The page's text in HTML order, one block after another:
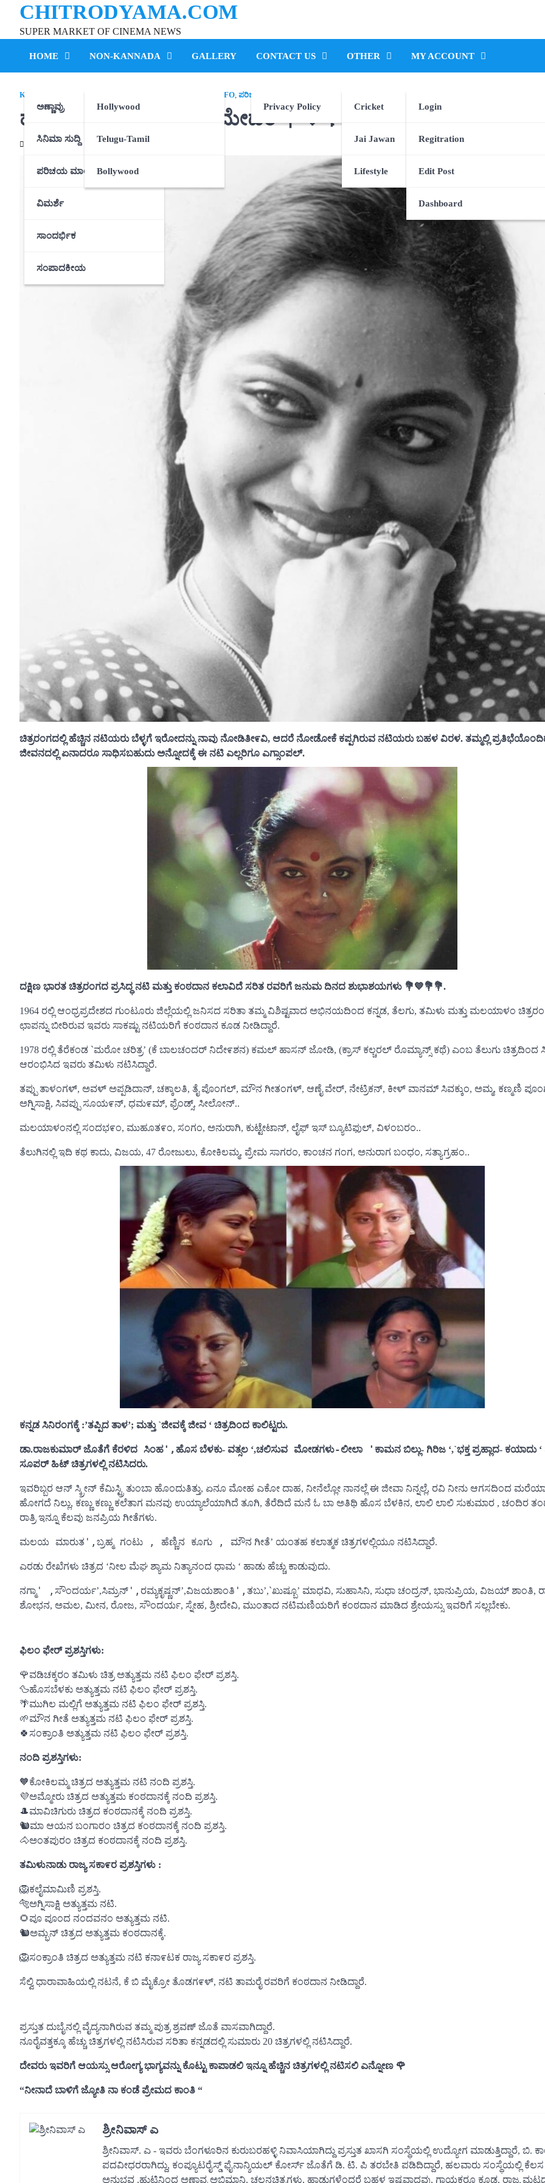
content
CHITRODYAMA.COM
SUPER MARKET OF CINEMA NEWS
HOME
ಅಣ್ಣಾವ್ರು
ಸಿನಿಮಾ ಸುದ್ದಿ
ಪರಿಚಯ ಮಾಲಿಕೆ
ವಿಮರ್ಶೆ
ಸಾಂದರ್ಭಿಕ
ಸಂಪಾದಕೀಯ
NON-KANNADA
Hollywood
Telugu-Tamil
Bollywood
GALLERY CONTACT US
Privacy Policy
OTHER
Cricket
Jai Jawan
Lifestyle
MY ACCOUNT
Login
Regitration
Edit Post
Dashboard
KANNADA USEFUL INFO, ಪರಿಚಯ ಮಾಲಿಕೆ
ಹ್ಯಾಪಿ ಬರ್ತ್‌ಡೇ ನಟಿ ಸರಿತ ಮೇಡಂ 💐💜🌹💐
07/06/2021
ಚಿತ್ರರಂಗದಲ್ಲಿ ಹೆಚ್ಚಿನ ನಟಿಯರು ಬೆಳ್ಳಗೆ ಇರೋದನ್ನು ನಾವು ನೋಡಿತೀ೯ವಿ, ಆದರೆ ನೋಡೋಕೆ ಕಪ್ಪಗಿರುವ ನಟಿಯರು ಬಹಳ ವಿರಳ. ತಮ್ಮಲ್ಲಿ
ಜೀವನದಲ್ಲಿ ಏನಾದರೂ ಸಾಧಿಸಬಹುದು ಅನ್ನೋದಕ್ಕೆ ಈ ನಟಿ ಎಲ್ಲರಿಗೂ ಎಗ್ಸಾಂಪಲ್.
ದಕ್ಷಿಣ ಭಾರತ ಚಿತ್ರರಂಗದ ಪ್ರಸಿದ್ಧ ನಟಿ ಮತ್ತು ಕಂಠದಾನ ಕಲಾವಿದೆ ಸರಿತ ರವರಿಗೆ ಜನುಮ ದಿನದ ಶುಭಾಶಯಗಳು 💐💙💐💐.
1964 ರಲ್ಲಿ ಆಂಧ್ರಪ್ರದೇಶದ ಗುಂಟೂರು ಜಿಲ್ಲೆಯಲ್ಲಿ ಜನಿಸದ ಸರಿತಾ ತಮ್ಮ ವಿಶಿ‍ಷ್ಟವಾದ ಅಭಿನಯದಿಂದ ಕನ್ನಡ, ತೆಲಗು, ತಮಿಳು ಮತ್ತು ಮಲಯಾಳಂ
ಛಾಪನ್ನು ಬೀರಿರುವ ಇವರು ಸಾಕಷ್ಟು ನಟಿಯರಿಗೆ ಕಂಠದಾನ ಕೂಡ ನೀಡಿದ್ದಾರೆ.
1978 ರಲ್ಲಿ ತೆರೆಕಂಡ `ಮರೋ ಚರಿತ್ರ’ (ಕೆ ಬಾಲಚಂದರ್ ನಿದೇ೯ಶನ) ಕಮಲ್ ಹಾಸನ್ ಜೋಡಿ, (ಕ್ರಾಸ್ ಕಲ್ಚರಲ್ ರೊಮ್ಯಾನ್ಸ್ ಕಥೆ) ಎಂಬ ತೆಲುಗು
ಆರಂಭಿಸಿದ ಇವರು ತಮಿಳು ನಟಿಸಿದ್ದಾರೆ.
ತಪ್ಪು ತಾಳಂಗಳ್, ಅವಳ್ ಅಪ್ಪಡಿದಾನ್, ಚಕ್ಕಾಲತಿ, ತೈ ಪೊಂಗಲ್, ಮೌನ ಗೀತಂಗಳ್, ಆಣೈ ವೇರ್, ನೇಟ್ರಿಕನ್, ಕೀಳ್ ವಾನಮ್ ಸಿವಕ್ಕುಂ, ಅಮ್ಮ, ಕಣ್ಮಣಿ
ಅಗ್ನಿಸಾಕ್ಷಿ, ಸಿವಪ್ಪು ಸೂಯ೯ನ್, ಧಮ೯ಮ್, ಫ್ರೆಂಡ್ಸ್, ಸೀಲೋನ್..
ಮಲಯಾಳಂನಲ್ಲಿ ಸಂದಭ೯ಂ, ಮುಹೂತ೯ಂ, ಸಂಗಂ, ಅನುರಾಗಿ, ಕುಟ್ಟೇಟಾನ್, ಲೈಫ್ ಇಸ್ ಬ್ಯೂಟಿಫುಲ್, ವಿಳಂಬರಂ..
ತೆಲುಗಿನಲ್ಲಿ ಇದಿ ಕಥ ಕಾದು, ವಿಜಯ, 47 ರೋಜುಲು, ಕೋಕಿಲಮ್ಮ, ಪ್ರೇಮ ಸಾಗರಂ, ಕಾಂಚನ ಗಂಗ, ಅನುರಾಗ ಬಂಧಂ, ಸತ್ಯಾಗ್ರಹಂ..
ಕನ್ನಡ ಸಿನಿರಂಗಕ್ಕೆ :’ತಪ್ಪಿದ ತಾಳ’; ಮತ್ತು `ಜೀವಕ್ಕೆ ಜೀವ ‘ ಚಿತ್ರದಿಂದ ಕಾಲಿಟ್ಟರು.
ಡಾ.ರಾಜಕುಮಾರ್ ಜೊತೆಗೆ ಕೆರಳಿದ ಸಿಂಹ', ಹೊಸ ಬೆಳಕು- ವತ್ಸಲ ‘,ಚಲಿಸುವ ಮೋಡಗಳು-ಲೀಲಾ ' ಕಾಮನ ಬಿಲ್ಲು- ಗಿರಿಜ ‘,`ಭಕ್ತ ಪ್ರಹ್ಲಾದ- ಕಯಾದು
ಸೂಪರ್ ಹಿಟ್ ಚಿತ್ರಗಳಲ್ಲಿ ನಟಿಸಿದರು.
ಇವರಿಬ್ಬರ ಆನ್ ಸ್ಕ್ರೀನ್ ಕೆಮಿಸ್ಟ್ರಿ ತುಂಬಾ ಹೊಂದುತಿತ್ತು, ಏನೂ ಮೋಹ ಎಕೋ ದಾಹ, ನೀನೆಲ್ಲೋ ನಾನಲ್ಲೆ ಈ ಜೀವಾ ನಿನ್ನಲ್ಲೆ, ರವಿ ನೀನು ಆಗಸದಿಂದ
ಹೋಗದೆ ನಿಲ್ಲು, ಕಣ್ಣು ಕಣ್ಣು ಕಲೆತಾಗ ಮನವು ಉಯ್ಯಾಲೆಯಾಗಿದೆ ತೂಗಿ, ತೆರೆದಿದೆ ಮನೆ ಓ ಬಾ ಅತಿಥಿ ಹೊಸ ಬೆಳಕಿನ, ಲಾಲಿ ಲಾಲಿ ಸುಕುಮಾರ , ಚಂದಿರ
ರಾತ್ರಿ ಇನ್ನೂ ಕೆಲವು ಜನಪ್ರಿಯ ಗೀತೆಗಳು.
ಮಲಯ ಮಾರುತ',ಬ್ರಹ್ಮ ಗಂಟು , ಹೆಣ್ಣಿನ ಕೂಗು , ಮೌನ ಗೀತೆ’ ಯಂತಹ ಕಲಾತ್ಮಕ ಚಿತ್ರಗಳಲ್ಲಿಯೂ ನಟಿಸಿದ್ದಾರೆ.
ಎರಡು ರೇಖೆಗಳು ಚಿತ್ರದ ‘ನೀಲ ಮೆಘ ಶ್ಯಾಮ ನಿತ್ಯಾನಂದ ಧಾಮ ‘ ಹಾಡು ಹೆಚ್ಚು ಕಾಡುವುದು.
ನಗ್ಮಾ' , ಸೌಂದರ್ಯ’,ಸಿಮ್ರನ್', ರಮ್ಯಕೃಷ್ಣನ್’,ವಿಜಯಶಾಂತಿ', ತಬು’,`ಖುಷ್ಬೂ’ ಮಾಧವಿ, ಸುಹಾಸಿನಿ, ಸುಧಾ ಚಂದ್ರನ್, ಭಾನುಪ್ರಿಯ, ವಿಜಯ್ ಶಾಂತಿ,
ಶೋಭನ, ಅಮಲ, ಮೀನ, ರೋಜ, ಸೌಂದರ್ಯ, ಸ್ನೇಹ, ಶ್ರೀದೇವಿ, ಮುಂತಾದ ನಟಿಮಣಿಯರಿಗೆ ಕಂಠದಾನ ಮಾಡಿದ ಶ್ರೇಯಸ್ಸು ಇವರಿಗೆ ಸಲ್ಲಬೇಕು.
ಫಿಲಂ ಫೇರ್ ಪ್ರಶಸ್ತಿಗಳು:
🌹ವಡಿಚಕ್ಕರಂ ತಮಿಳು ಚಿತ್ರ ಅತ್ಯುತ್ತಮ ನಟಿ ಫಿಲಂ ಫೇರ್ ಪ್ರಶಸ್ತಿ.
🦆ಹೊಸಬೆಳಕು ಅತ್ಯುತ್ತಮ ನಟಿ ಫಿಲಂ ಫೇರ್ ಪ್ರಶಸ್ತಿ.
🌴ಮುಗಿಲ ಮಲ್ಲಿಗೆ ಅತ್ಯುತ್ತಮ ನಟಿ ಫಿಲಂ ಫೇರ್ ಪ್ರಶಸ್ತಿ.
🌱ಮೌನ ಗೀತೆ ಅತ್ಯುತ್ತಮ ನಟಿ ಫಿಲಂ ಫೇರ್ ಪ್ರಶಸ್ತಿ.
🍀ಸಂಕ್ರಾಂತಿ ಅತ್ಯುತ್ತಮ ನಟಿ ಫಿಲಂ ಫೇರ್ ಪ್ರಶಸ್ತಿ.
ನಂದಿ ಪ್ರಶಸ್ತಿಗಳು:
🧡ಕೋಕಿಲಮ್ಮ ಚಿತ್ರದ ಅತ್ಯುತ್ತಮ ನಟಿ ನಂದಿ ಪ್ರಶಸ್ತಿ.
💜ಅಮ್ಮೋರು ಚಿತ್ರದ ಅತ್ಯುತ್ತಮ ಕಂಠದಾನಕ್ಕೆ ನಂದಿ ಪ್ರಶಸ್ತಿ.
🎩ಮಾವಿಚಿಗುರು ಚಿತ್ರದ ಕಂಠದಾನಕ್ಕೆ ನಂದಿ ಪ್ರಶಸ್ತಿ.
🐿ಮಾ ಆಯನ ಬಂಗಾರಂ ಚಿತ್ರದ ಕಂಠದಾನಕ್ಕೆ ನಂದಿ ಪ್ರಶಸ್ತಿ.
🐴ಅಂತಪುರಂ ಚಿತ್ರದ ಕಂಠದಾನಕ್ಕೆ ನಂದಿ ಪ್ರಶಸ್ತಿ.
ತಮಿಳುನಾಡು ರಾಜ್ಯ ಸಕಾ೯ರ ಪ್ರಶಸ್ತಿಗಳು :
🦁ಕಲೈಮಾಮಿಣಿ ಪ್ರಶಸ್ತಿ.
🐅ಅಗ್ನಿಸಾಕ್ಷಿ ಅತ್ಯುತ್ತಮ ನಟಿ.
🌻ಪೂ ಪೂಂದ ನಂದವನಂ ಅತ್ಯುತ್ತಮ ನಟಿ.
🐿ಅಮ್ಭನ್ ಚಿತ್ರದ ಅತ್ಯುತ್ತಮ ಕಂಠದಾನಕ್ಕೆ.
🦁ಸಂಕ್ರಾಂತಿ ಚಿತ್ರದ ಅತ್ಯುತ್ತಮ ನಟಿ ಕನಾ೯ಟಕ ರಾಜ್ಯ ಸಕಾ೯ರ ಪ್ರಶಸ್ತಿ.
ಸೆಲ್ವಿ ಧಾರಾವಾಹಿಯಲ್ಲಿ ನಟನೆ, ಕೆ ಬಿ ಮೈಕ್ರೋ ತೊಡಗ೯ಳ್, ನಟಿ ತಾಮರೈ ರವರಿಗೆ ಕಂಠದಾನ ನೀಡಿದ್ದಾರೆ.
ಪ್ರಸ್ತುತ ದುಬೈನಲ್ಲಿ ವೈದ್ಯನಾಗಿರುವ ತಮ್ಮ ಪುತ್ರ ಶ್ರವಣ್ ಜೊತೆ ವಾಸವಾಗಿದ್ದಾರೆ.
ನೂರೈವತ್ತಕ್ಕೂ ಹೆಚ್ಚು ಚಿತ್ರಗಳಲ್ಲಿ ನಟಿಸಿರುವ ಸರಿತಾ ಕನ್ನಡದಲ್ಲಿ ಸುಮಾರು 20 ಚಿತ್ರಗಳಲ್ಲಿ ನಟಿಸಿದ್ದಾರೆ.
ದೇವರು ಇವರಿಗೆ ಆಯಸ್ಸು ಆರೋಗ್ಯ ಭಾಗ್ಯವನ್ನು ಕೊಟ್ಟು ಕಾಪಾಡಲಿ ಇನ್ನೂ ಹೆಚ್ಚಿನ ಚಿತ್ರಗಳಲ್ಲಿ ನಟಿಸಲಿ ಎನ್ನೋಣ 🌹
“ನೀನಾದೆ ಬಾಳಿಗೆ ಜ್ಯೋತಿ ನಾ ಕಂಡೆ ಪ್ರೇಮದ ಕಾಂತಿ “
ಶ್ರೀನಿವಾಸ್ ಎ
ಶ್ರೀನಿವಾಸ್. ಎ - ಇವರು ಬೆಂಗಳೂರಿನ ಕುರುಬರಹಳ್ಳಿ ನಿವಾಸಿಯಾಗಿದ್ದು ಪ್ರಸ್ತುತ ಖಾಸಗಿ ಸಂಸ್ಥೆಯಲ್ಲಿ ಉದ್ಯೋಗ ಮಾಡುತ್ತಿದ್ದಾರೆ, ಬಿ.
ಪದವೀಧರರಾಗಿದ್ದು, ಕಂಪ್ಯೂಟರೈಸ್ಡ್ ಫೈನಾನ್ಶಿಯಲ್ ಕೋರ್ಸ್ ಜೊತೆಗೆ ಡಿ. ಟಿ. ಪಿ ತರಬೇತಿ ಪಡಿದಿದ್ದಾರೆ, ಹಲವಾರು ಸಂಸ್ಥೆಯಲ್ಲಿ
ಅನುಭವ ,ಹುಟ್ಟಿನಿಂದ ಅಣ್ಣಾವ್ರ ಅಭಿಮಾನಿ, ಚಲನಚಿತ್ರಗಳು, ಹಾಡುಗಳೆಂದರೆ ಬಹಳ ಇಷ್ಟವಾದವು, ಗಾಯಕರೂ ಕೂಡ, ರಾಜ್ಯ